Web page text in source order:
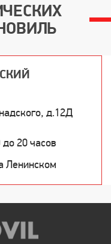
д.12Д
20 часов